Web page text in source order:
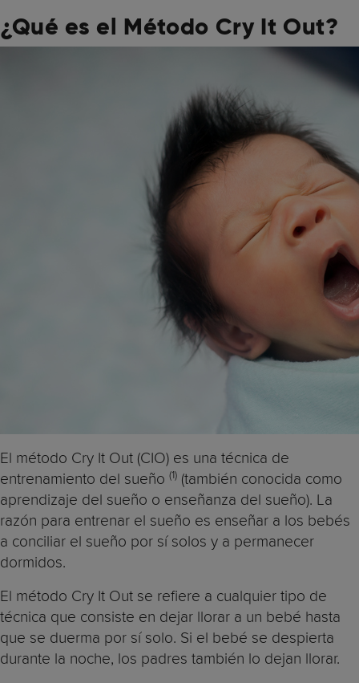
¿Qué es el Método Cry It Out?
El método Cry It Out (CIO) es una técnica de
entrenamiento del sueño (1) (también conocida como
aprendizaje del sueño o enseñanza del sueño). La
razón para entrenar el sueño es enseñar a los bebés
a conciliar el sueño por sí solos y a permanecer
dormidos.
El método Cry It Out se refiere a cualquier tipo de
técnica que consiste en dejar llorar a un bebé hasta
que se duerma por sí solo. Si el bebé se despierta
durante la noche, los padres también lo dejan llorar.